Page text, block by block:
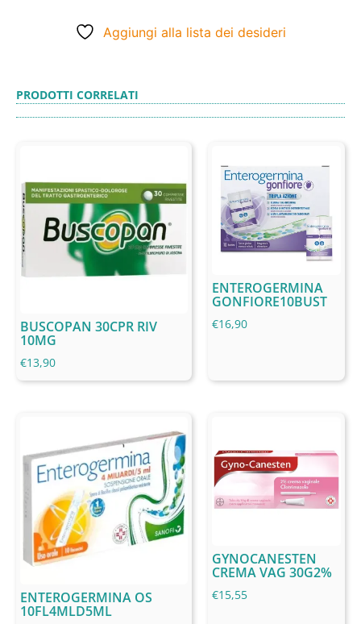
Aggiungi alla lista dei desideri
PRODOTTI CORRELATI
BUSCOPAN 30CPR RIV
10MG
€13,90
ENTEROGERMINA
GONFIORE10BUST
€16,90
ENTEROGERMINA OS
10FL4MLD5ML
GYNOCANESTEN
CREMA VAG 30G2%
€15,55